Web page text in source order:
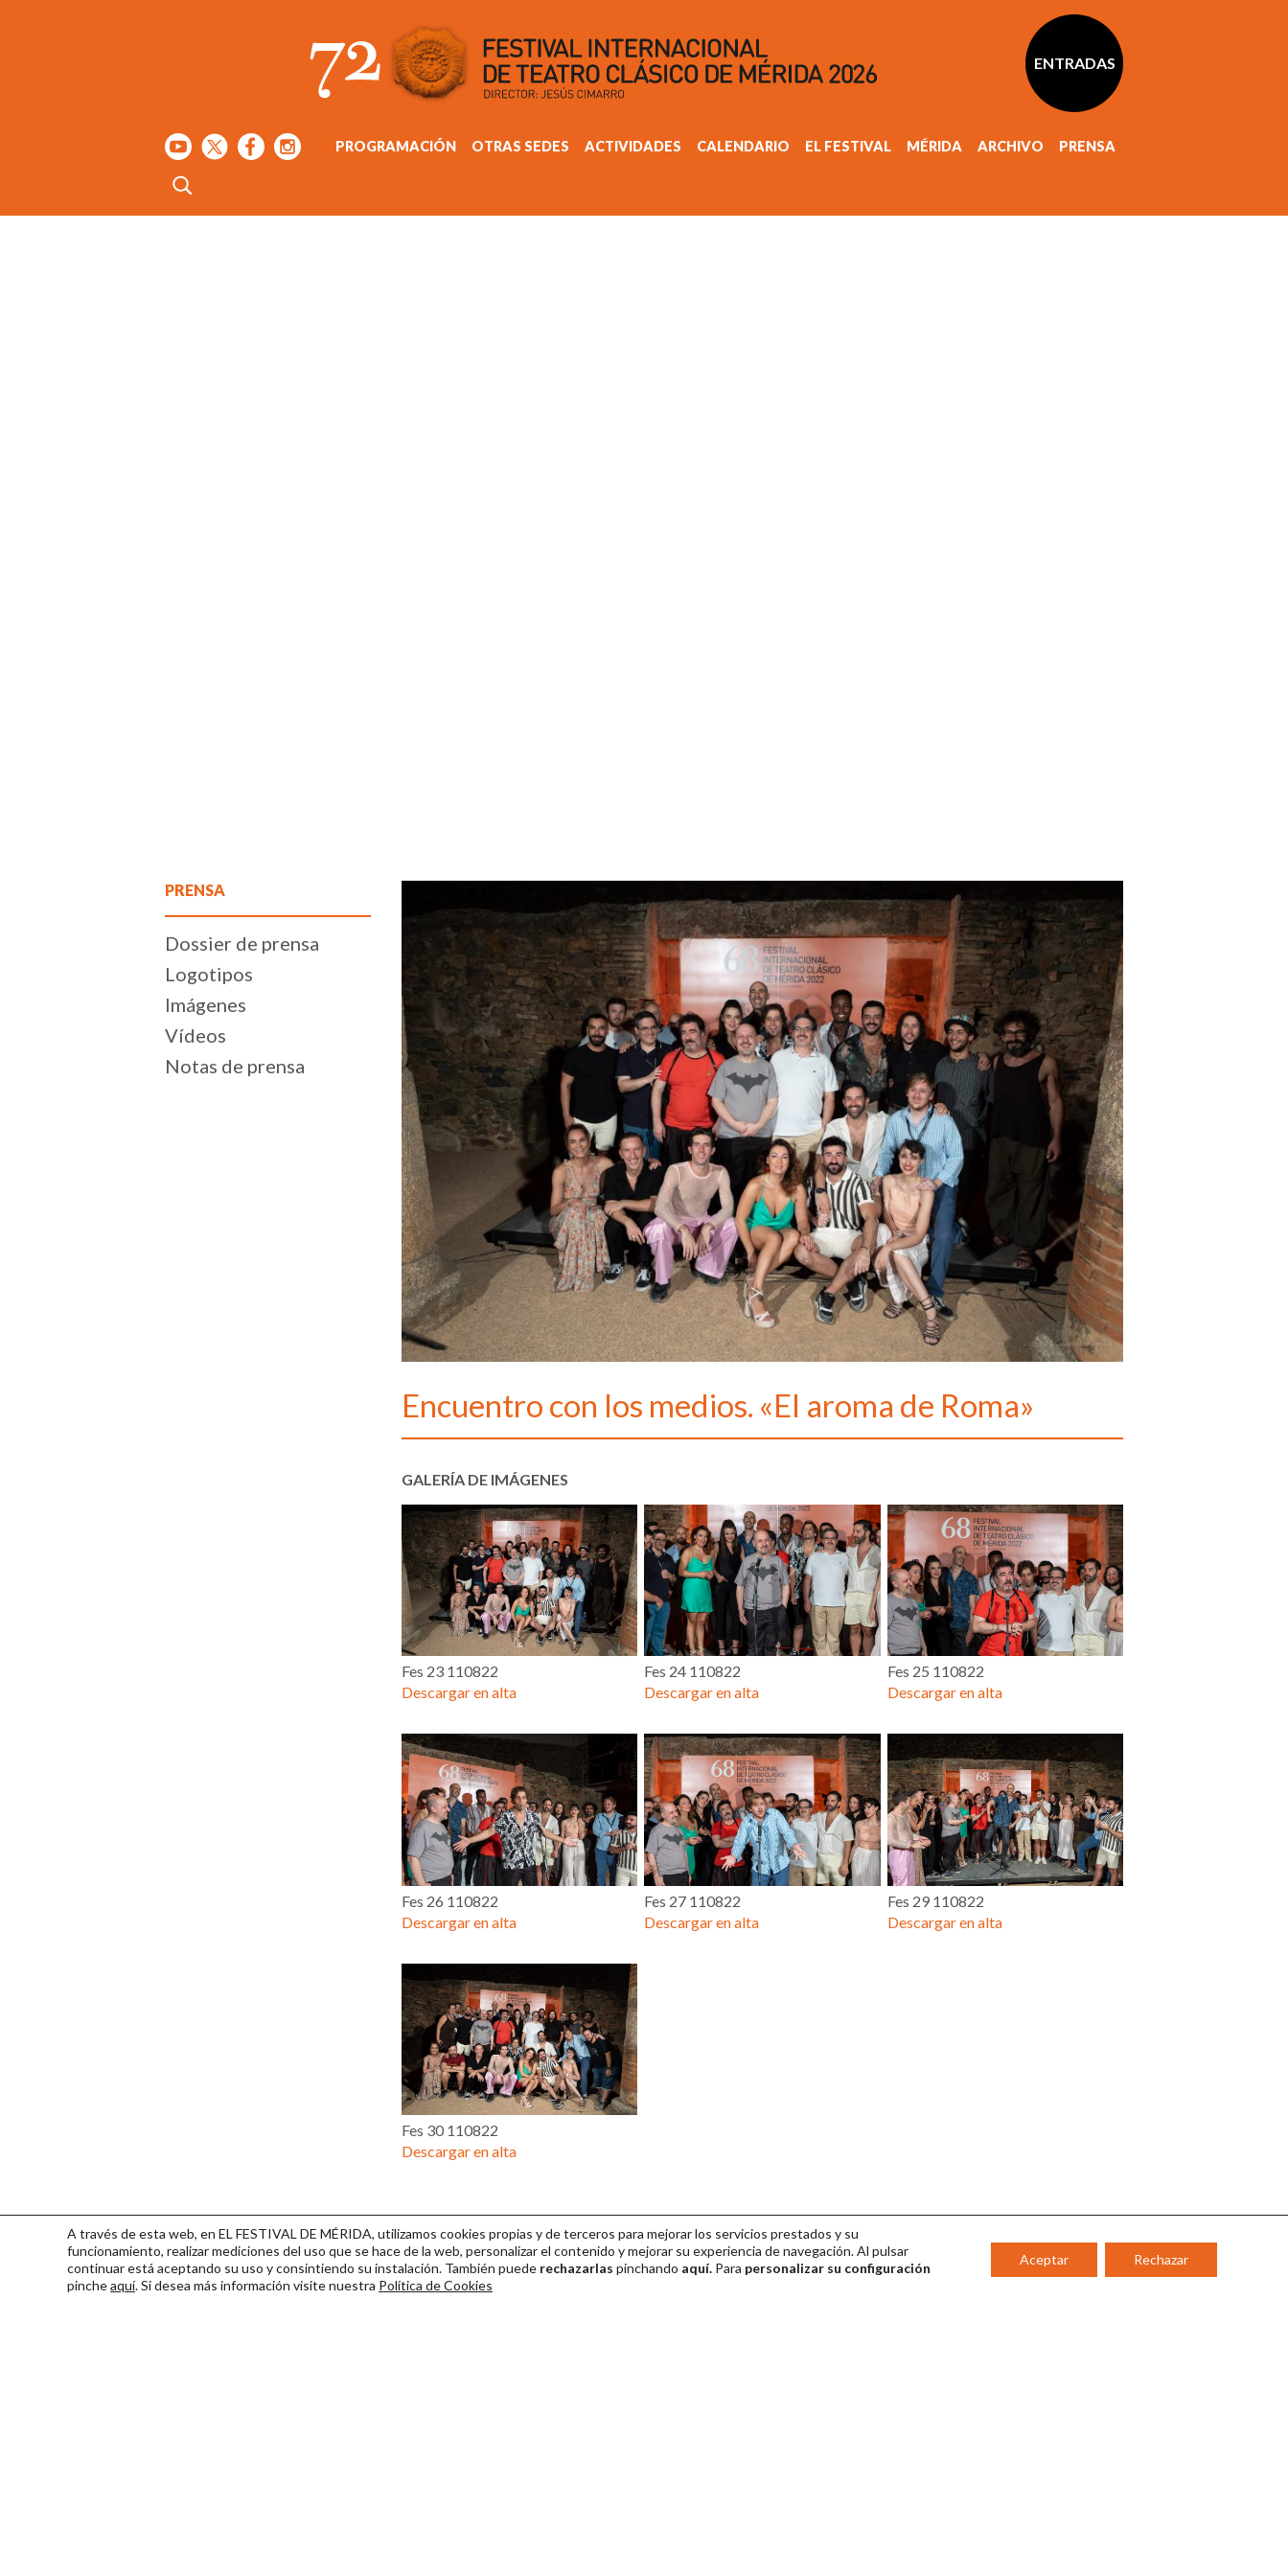
ENTRADAS
PROGRAMACIÓN OTRAS SEDES ACTIVIDADES CALENDARIO EL FESTIVAL MÉRIDA ARCHIVO PRENSA
PRENSA
Dossier de prensa
Logotipos
Imágenes
Vídeos
Notas de prensa
Encuentro con los medios. «El aroma de Roma»
GALERÍA DE IMÁGENES
Fes 23 110822
Descargar en alta
Fes 24 110822
Descargar en alta
Fes 25 110822
Descargar en alta
Fes 26 110822
Descargar en alta
Fes 27 110822
Descargar en alta
Fes 29 110822
Descargar en alta
Fes 30 110822
Descargar en alta
A través de esta web, en EL FESTIVAL DE MÉRIDA, utilizamos cookies propias y de terceros para mejorar los servicios prestados y su
funcionamiento, realizar mediciones del uso que se hace de la web, personalizar el contenido y mejorar su experiencia de navegación. Al pulsar
continuarestá aceptando su uso y consintiendo su instalación. También puede rechazarlas pinchando aquí. Para personalizar su configuración
pincheaquí. Si desea más información visite nuestra Política de Cookies
Aceptar Rechazar